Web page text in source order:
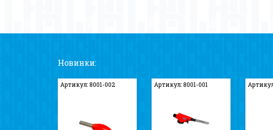
Новинки:
Артикул: 8001-002 Артикул: 8001-001